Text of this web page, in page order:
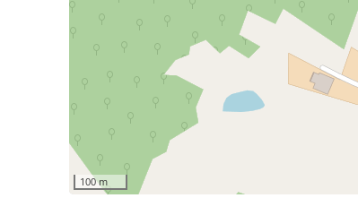
100 m